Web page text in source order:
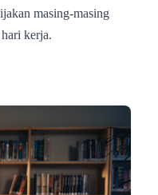
masing-masing
kerja.